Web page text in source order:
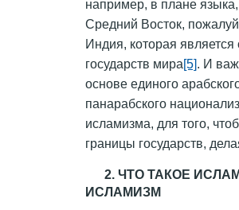
например, в плане
Средний Восток,
Индия, которая
государств мира[5]. И
основе единого
панарабского
исламизма, для того,
границы государств,
2. ЧТО ТАКОЕ
ИСЛАМИЗМ